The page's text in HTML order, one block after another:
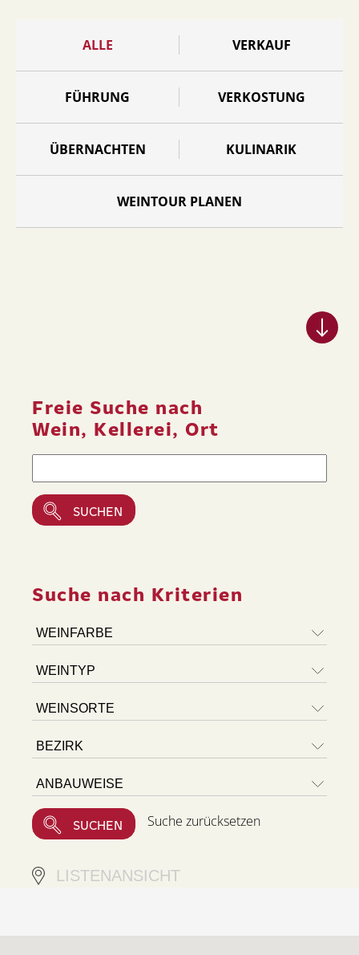
ALLE VERKAUF
FÜHRUNG VERKOSTUNG
ÜBERNACHTEN KULINARIK
WEINTOUR PLANEN
Freie Suche nach
Wein, Kellerei, Ort
Suche nach Kriterien
Suche zurücksetzen